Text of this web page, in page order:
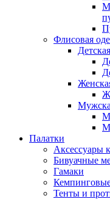
Флисовая
Палатки
Аксессуары
Бивуачные
Гамаки
Тенты и